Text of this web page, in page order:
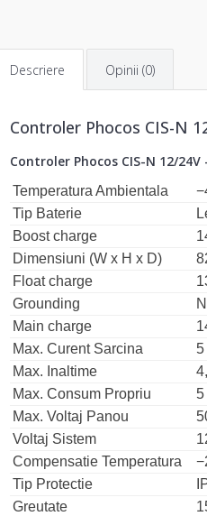
Descriere Opinii (0)
Controler Phocos CIS-N
Controler Phocos CIS-N 12/24V
Temperatura Ambientala
Tip Baterie
Boost charge
Dimensiuni (W x H x D)
Float charge
Grounding
Main charge
Max. Curent Sarcina
5
Max. Inaltime
Max. Consum Propriu
Max. Voltaj Panou
Voltaj Sistem
Compensatie Temperatura
Tip Protectie
Greutate